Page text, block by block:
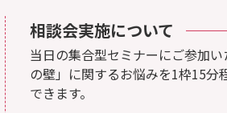
相談会実施について
当日の集合型セミナーにご参加
の壁」に関するお悩みを1枠15分
できます。